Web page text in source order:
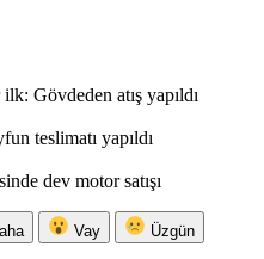
Gövdeden atış yapıldı
teslimatı yapıldı
dev motor satışı
Vay Üzgün